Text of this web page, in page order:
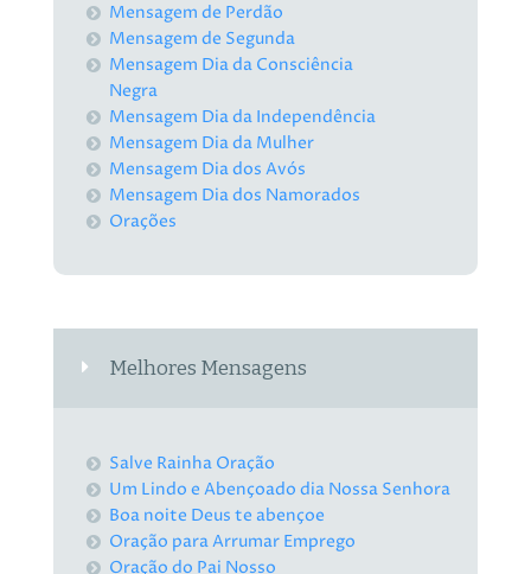
Mensagem de Perdão
Mensagem de Segunda
Mensagem Dia da Consciência
Negra
Mensagem Dia da Independência
Mensagem Dia da Mulher
Mensagem Dia dos Avós
Mensagem Dia dos Namorados
Orações
Melhores Mensagens
Salve Rainha Oração
Um Lindo e Abençoado dia Nossa Senhora
Boa noite Deus te abençoe
Oração para Arrumar Emprego
Oração do Pai Nosso